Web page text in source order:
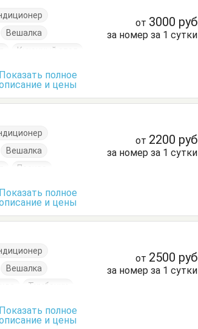
Вешалка
Кухонный стол
от 3000 руб
за номер за 1 сутки
Показать полное
и цены
Вешалка
Посуда
от 2200 руб
за номер за 1 сутки
Показать полное
и цены
Вешалка
Тумбочки
от 2500 руб
за номер за 1 сутки
Показать полное
и цены